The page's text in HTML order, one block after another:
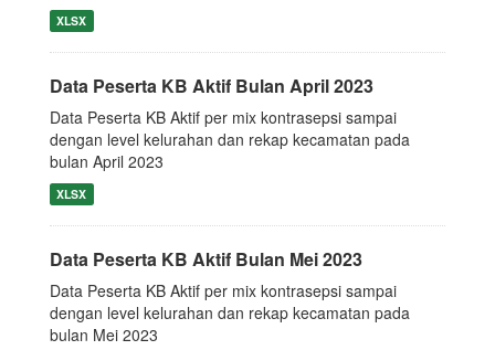
XLSX
Data Peserta KB Aktif Bulan April 2023
Data Peserta KB Aktif per mix kontrasepsi sampai
dengan level kelurahan dan rekap kecamatan pada
bulan April 2023
XLSX
Data Peserta KB Aktif Bulan Mei 2023
Data Peserta KB Aktif per mix kontrasepsi sampai
dengan level kelurahan dan rekap kecamatan pada
bulan Mei 2023